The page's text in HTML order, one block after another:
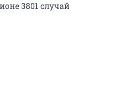
3801 случай